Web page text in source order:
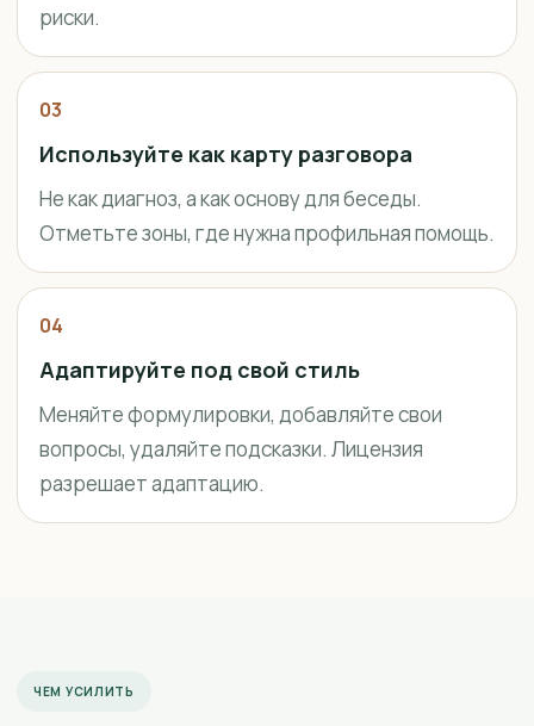
риски.
03
Используйте как карту разговора
Не как диагноз, а как основу для беседы.
Отметьте зоны, где нужна профильная помощь.
04
Адаптируйте под свой стиль
Меняйте формулировки, добавляйте свои
вопросы, удаляйте подсказки. Лицензия
разрешает адаптацию.
ЧЕМ УСИЛИТЬ